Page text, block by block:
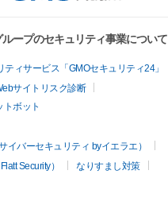
ープのセキュリティ事業について
ィサービス「GMOセキュリティ24」
サイトリスク診断
ボット
イバーセキュリティ byイエラエ）
Security）
なりすまし対策